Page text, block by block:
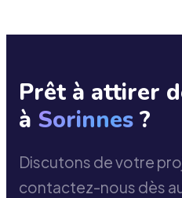
Prêt à attirer
à Sorinnes ?
Discutons de votre
contactez-nous dès